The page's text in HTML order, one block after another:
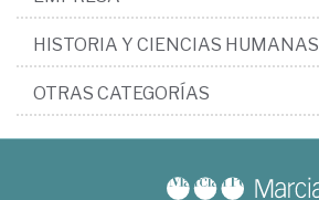
HISTORIA Y CIENCIAS HUMANAS
OTRAS CATEGORÍAS